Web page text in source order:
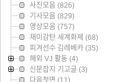
사진모음 (826)
기사모음 (829)
영상모음 (757)
재미감탄 세계화제 (68)
피겨선수 김레베카 (35)
해외 VJ 활동 (4)
신문잡지 기고글 (3)
다음첫면 (11)